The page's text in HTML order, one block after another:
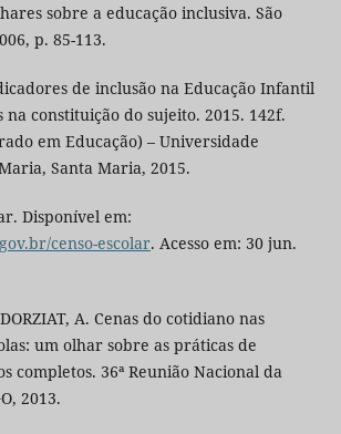
sobre a educação inclusiva. São
p. 85-113.
de inclusão na Educação Infantil
na constituição do sujeito. 2015. 142f.
em Educação) – Universidade
Santa Maria, 2015.
Disponível em:
censo-escolar. Acesso em: 30 jun.
A. Cenas do cotidiano nas
um olhar sobre as práticas de
completos. 36ª Reunião Nacional da
2013.